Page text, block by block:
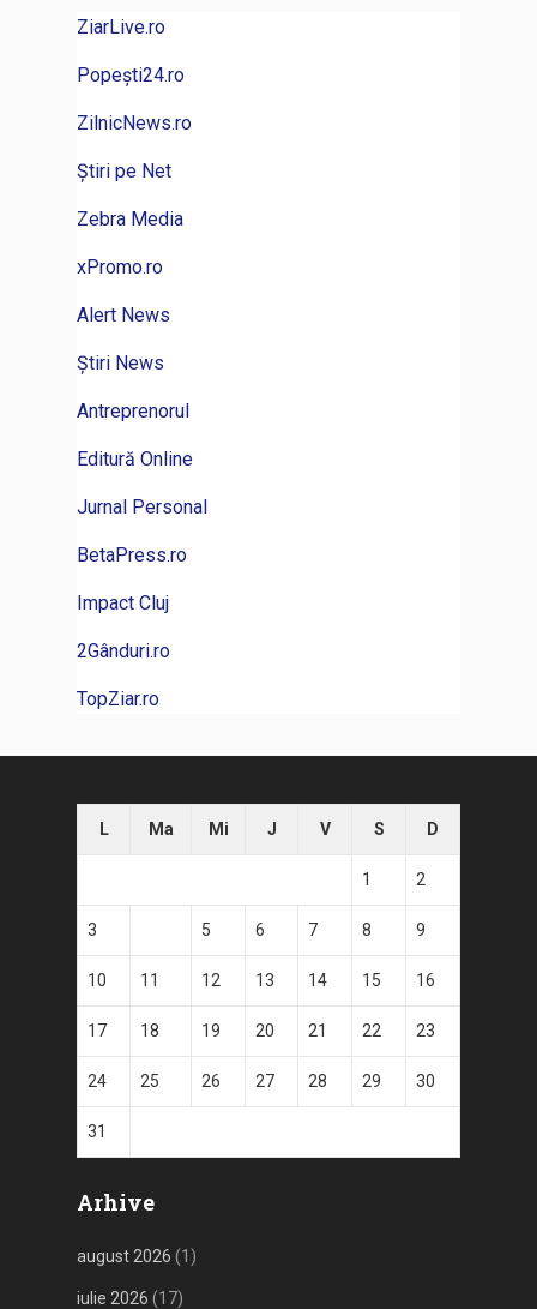
ZiarLive.ro
Popești24.ro
ZilnicNews.ro
Știri pe Net
Zebra Media
xPromo.ro
Alert News
Știri News
Antreprenorul
Editură Online
Jurnal Personal
BetaPress.ro
Impact Cluj
2Gânduri.ro
TopZiar.ro
L Ma Mi J V S D
1 2
3 5 6 7 8 9
10 11 12 13 14 15 16
17 18 19 20 21 22 23
24 25 26 27 28 29 30
31
Arhive
august 2026 (1)
iulie 2026 (17)